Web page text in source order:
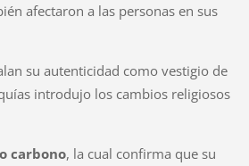
afectaron a las personas en sus
su autenticidad como vestigio de
introdujo los cambios religiosos
carbono, la cual confirma que su